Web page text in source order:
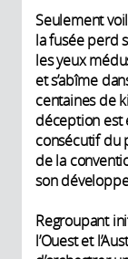
Seulement
la fusée perd
les yeux
et s’abîme
centaines de
déception est
consécutif du
de la
son
Regroupant
l’Ouest et